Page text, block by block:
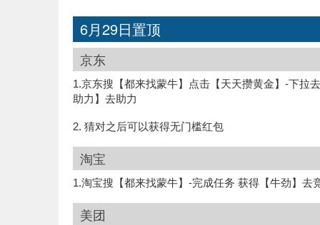
6月29日置顶
京东
1.京东搜【都来找蒙牛】点击【天天攒黄金】-下拉
助力】去助力
2. 猜对之后可以获得无门槛红包
淘宝
1.淘宝搜【都来找蒙牛】-完成任务 获得【牛劲】
美团